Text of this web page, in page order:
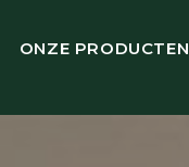
ONZE PRODUCTEN